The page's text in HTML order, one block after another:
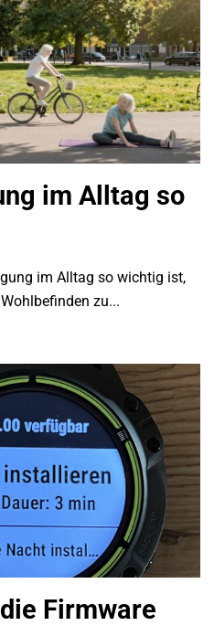
im Alltag so
im Alltag so wichtig ist,
zu...
Firmware